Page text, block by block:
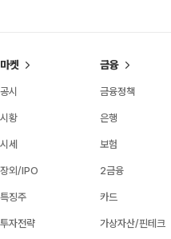
마켓
공시
시황
시세
장외/IPO
특징주
투자전략
금융
금융정책
은행
보험
2금융
카드
가상자산/핀테크